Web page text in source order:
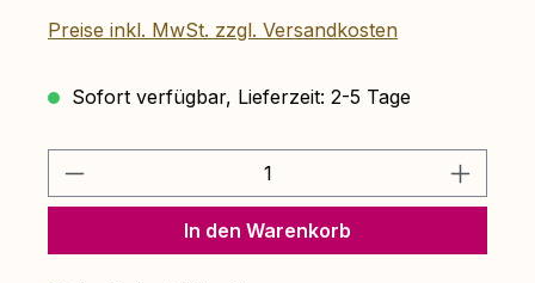
Preise inkl. MwSt. zzgl. Versandkosten
Sofort verfügbar, Lieferzeit: 2-5 Tage
Produkt Anzahl: Gib den
In den Warenkorb